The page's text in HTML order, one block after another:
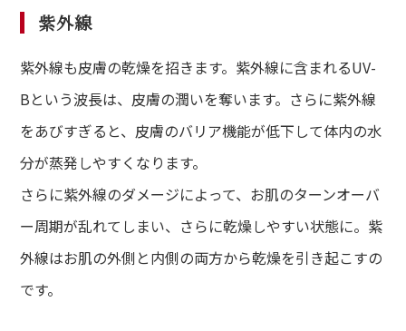
紫外線
紫外線も皮膚の乾燥を招きます。紫外線に含まれるUV-
Bという波長は、皮膚の潤いを奪います。さらに紫外線
をあびすぎると、皮膚のバリア機能が低下して体内の水
分が蒸発しやすくなります。
さらに紫外線のダメージによって、お肌のターンオーバ
ー周期が乱れてしまい、さらに乾燥しやすい状態に。紫
外線はお肌の外側と内側の両方から乾燥を引き起こすの
です。